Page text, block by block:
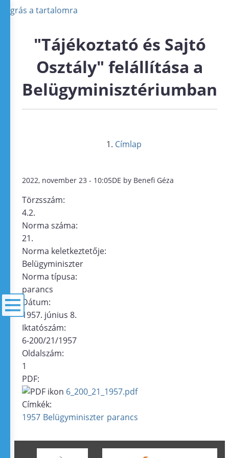
Ugrás a tartalomra
"Tájékoztató és Sajtó
Osztály" felállítása a
Belügyminisztériumban
Címlap
2022, november 23 - 10:05DE by Benefi Géza
Törzsszám:
4.2.
Norma száma:
21.
Norma keletkeztetője:
Belügyminiszter
Norma típusa:
parancs
Dátum:
1957. június 8.
Iktatószám:
6-200/21/1957
Oldalszám:
1
PDF:
6_200_21_1957.pdf
Címkék:
1957 Belügyminiszter parancs